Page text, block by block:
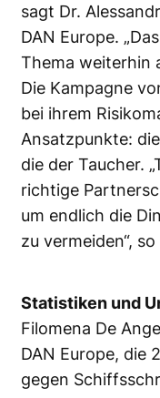
sagt Dr.
DAN Europe.
Thema weiterhin
Die Kampagne
bei ihrem
Ansatzpunkte:
die der Taucher.
richtige
um endlich die
zu vermeiden“,
Statistiken und
Filomena De
DAN Europe, die
gegen